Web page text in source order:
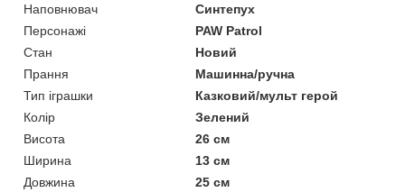
Наповнювач
Синтепух
Персонажі
PAW Patrol
Стан
Новий
Прання
Машинна/ручна
Тип іграшки
Казковий/мульт герой
Колір
Зелений
Висота
26 см
Ширина
13 см
Довжина
25 см